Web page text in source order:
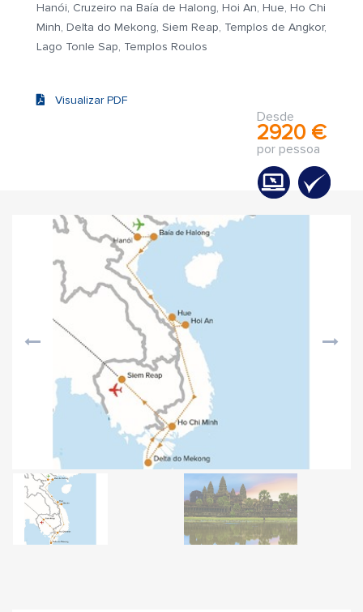
Hanói, Cruzeiro na Baía de Halong, Hoi An, Hue, Ho Chi
Minh, Delta do Mekong, Siem Reap, Templos de Angkor,
Lago Tonle Sap, Templos Roulos
Visualizar PDF
Desde
2920 €
por pessoa